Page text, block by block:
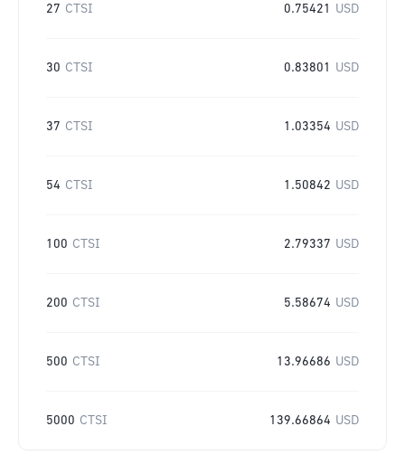
27 CTSI 0.75421 USD
30 CTSI 0.83801 USD
37 CTSI 1.03354 USD
54 CTSI 1.50842 USD
100 CTSI 2.79337 USD
200 CTSI 5.58674 USD
500 CTSI 13.96686 USD
5000 CTSI 139.66864 USD